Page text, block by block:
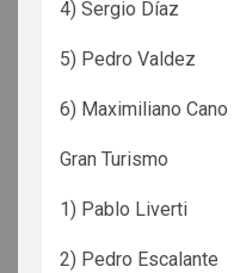
4) Sergio Díaz
5) Pedro Valdez
6) Maximiliano Cano
Gran Turismo
1) Pablo Liverti
2) Pedro Escalante